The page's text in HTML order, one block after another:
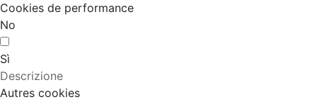
Cookies de performance
No
Sì
Descrizione
Autres cookies